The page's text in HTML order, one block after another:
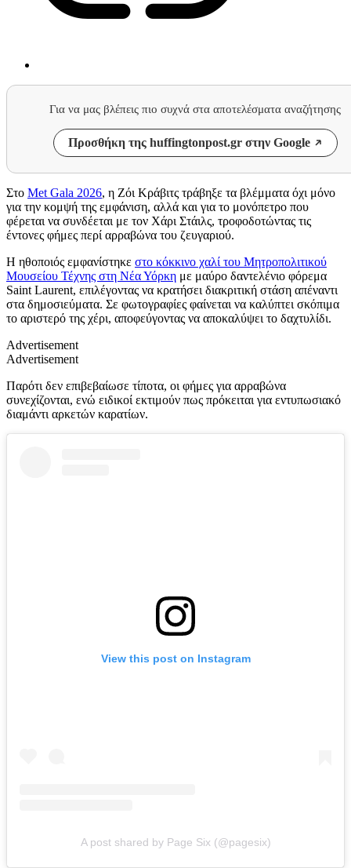
Για να μας βλέπεις πιο συχνά στα αποτελέσματα αναζήτησης
Προσθήκη της huffingtonpost.gr στην Google
Στο Met Gala 2026, η Ζόι Κράβιτς τράβηξε τα βλέμματα όχι μόνο
για την κομψή της εμφάνιση, αλλά και για το μονόπετρο που
φέρεται να συνδέεται με τον Χάρι Στάιλς, τροφοδοτώντας τις
έντονες φήμες περί αρραβώνα του ζευγαριού.
Η ηθοποιός εμφανίστηκε στο κόκκινο χαλί του Μητροπολιτικού
Μουσείου Τέχνης στη Νέα Υόρκη με μαύρο δαντελένιο φόρεμα
Saint Laurent, επιλέγοντας να κρατήσει διακριτική στάση απέναντι
στα δημοσιεύματα. Σε φωτογραφίες φαίνεται να καλύπτει σκόπιμα
το αριστερό της χέρι, αποφεύγοντας να αποκαλύψει το δαχτυλίδι.
Advertisement
Advertisement
Παρότι δεν επιβεβαίωσε τίποτα, οι φήμες για αρραβώνα
συνεχίζονται, ενώ ειδικοί εκτιμούν πως πρόκειται για εντυπωσιακό
διαμάντι αρκετών καρατίων.
View this post on Instagram
A post shared by Page Six (@pagesix)